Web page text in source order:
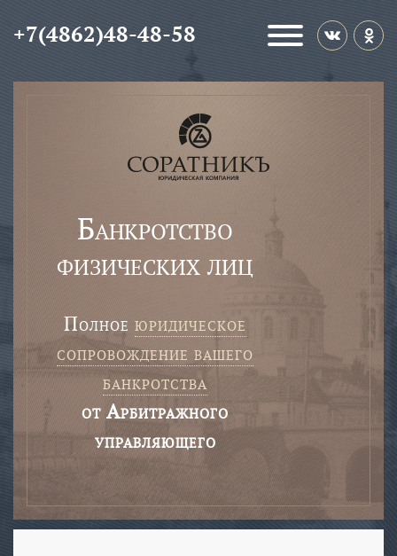
+7(4862)48-48-58
Банкротство
физических лиц
полное юридическое
сопровождение вашего
банкротства
от Арбитражного
управляющего